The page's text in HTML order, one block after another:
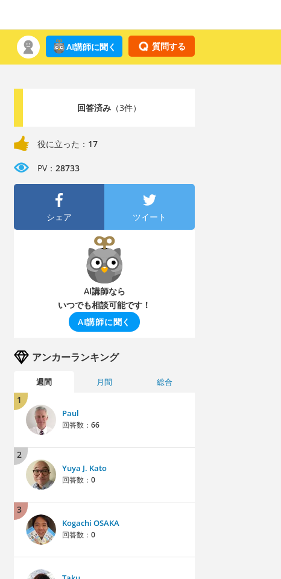
質問する
AI講師に聞く
回答済み（3件）
役に立った： 17
PV： 28733
シェア ツイート
AI講師なら
いつでも相談可能です！
AI講師に聞く
アンカーランキング
週間 月間 総合
1
Paul
回答数： 66
2
Yuya J. Kato
回答数： 0
3
Kogachi OSAKA
回答数： 0